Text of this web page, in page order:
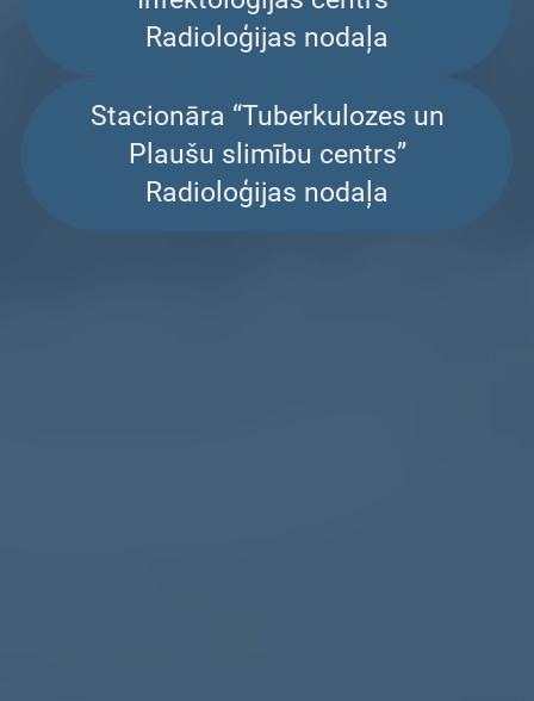
Radioloģijas nodaļa
Stacionāra “Tuberkulozes un
Plaušu slimību centrs”
Radioloģijas nodaļa